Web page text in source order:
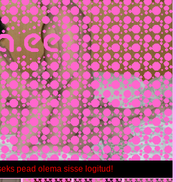
pead olema sisse logitud!